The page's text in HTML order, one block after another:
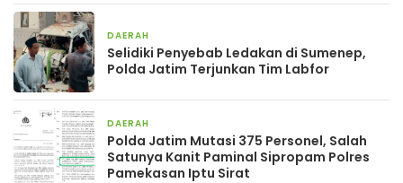
DAERAH
Selidiki Penyebab Ledakan di Sumenep,
Polda Jatim Terjunkan Tim Labfor
DAERAH
Polda Jatim Mutasi 375 Personel, Salah
Satunya Kanit Paminal Sipropam Polres
Pamekasan Iptu Sirat